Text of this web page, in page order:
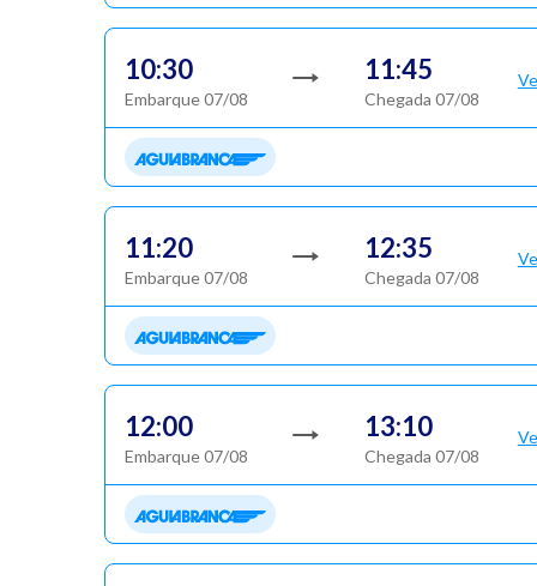
10:30
Embarque 07/08
11:45
Chegada 07/08
11:20
Embarque 07/08
12:35
Chegada 07/08
12:00
Embarque 07/08
13:10
Chegada 07/08